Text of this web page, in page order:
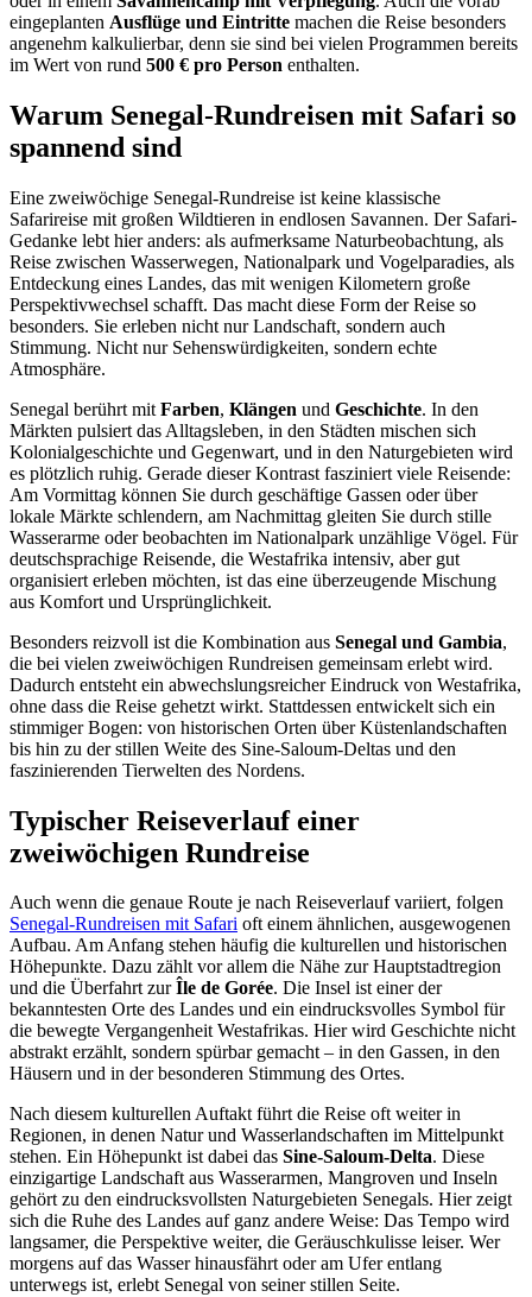
eingeplanten Ausflüge und Eintritte machen die Reise besonders
angenehm kalkulierbar, denn sie sind bei vielen Programmen bereits
im Wert von rund 500 € pro Person enthalten.
Warum Senegal-Rundreisen mit Safari so
spannend sind
Eine zweiwöchige Senegal-Rundreise ist keine klassische
Safarireise mit großen Wildtieren in endlosen Savannen. Der Safari-
Gedanke lebt hier anders: als aufmerksame Naturbeobachtung, als
Reise zwischen Wasserwegen, Nationalpark und Vogelparadies, als
Entdeckung eines Landes, das mit wenigen Kilometern große
Perspektivwechsel schafft. Das macht diese Form der Reise so
besonders. Sie erleben nicht nur Landschaft, sondern auch
Stimmung. Nicht nur Sehenswürdigkeiten, sondern echte
Atmosphäre.
Senegal berührt mit Farben, Klängen und Geschichte. In den
Märkten pulsiert das Alltagsleben, in den Städten mischen sich
Kolonialgeschichte und Gegenwart, und in den Naturgebieten wird
es plötzlich ruhig. Gerade dieser Kontrast fasziniert viele Reisende:
Am Vormittag können Sie durch geschäftige Gassen oder über
lokale Märkte schlendern, am Nachmittag gleiten Sie durch stille
Wasserarme oder beobachten im Nationalpark unzählige Vögel. Für
deutschsprachige Reisende, die Westafrika intensiv, aber gut
organisiert erleben möchten, ist das eine überzeugende Mischung
aus Komfort und Ursprünglichkeit.
Besonders reizvoll ist die Kombination aus Senegal und Gambia,
die bei vielen zweiwöchigen Rundreisen gemeinsam erlebt wird.
Dadurch entsteht ein abwechslungsreicher Eindruck von Westafrika,
ohne dass die Reise gehetzt wirkt. Stattdessen entwickelt sich ein
stimmiger Bogen: von historischen Orten über Küstenlandschaften
bis hin zu der stillen Weite des Sine-Saloum-Deltas und den
faszinierenden Tierwelten des Nordens.
Typischer Reiseverlauf einer
zweiwöchigen Rundreise
Auch wenn die genaue Route je nach Reiseverlauf variiert, folgen
Senegal-Rundreisen mit Safari oft einem ähnlichen, ausgewogenen
Aufbau. Am Anfang stehen häufig die kulturellen und historischen
Höhepunkte. Dazu zählt vor allem die Nähe zur Hauptstadtregion
und die Überfahrt zurÎle de Gorée. Die Insel ist einer der
bekanntesten Orte des Landes und ein eindrucksvolles Symbol für
die bewegte Vergangenheit Westafrikas. Hier wird Geschichte nicht
abstrakt erzählt, sondern spürbar gemacht – in den Gassen, in den
Häusern und in der besonderen Stimmung des Ortes.
Nach diesem kulturellen Auftakt führt die Reise oft weiter in
Regionen, in denen Natur und Wasserlandschaften im Mittelpunkt
stehen. Ein Höhepunkt ist dabei das Sine-Saloum-Delta. Diese
einzigartige Landschaft aus Wasserarmen, Mangroven und Inseln
gehört zu den eindrucksvollsten Naturgebieten Senegals. Hier zeigt
sich die Ruhe des Landes auf ganz andere Weise: Das Tempo wird
langsamer, die Perspektive weiter, die Geräuschkulisse leiser. Wer
morgens auf das Wasser hinausfährt oder am Ufer entlang
unterwegs ist, erlebt Senegal von seiner stillen Seite.